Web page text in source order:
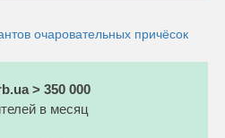
очаровательных причёсок
> 350 000
в месяц